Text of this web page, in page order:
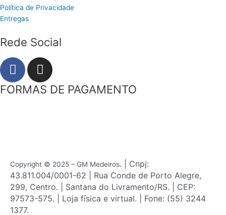
Política de Privacidade
Entregas
Rede Social
F
a
c
I
n
s
m
FORMAS DE PAGAMENTO
Copyright © 2025 – GM Medeiros. | Cnpj:
43.811.004/0001-62 | Rua Conde de Porto Alegre,
299, Centro. | Santana do Livramento/RS. | CEP:
97573-575. | Loja física e virtual. | Fone: (55) 3244
1377.